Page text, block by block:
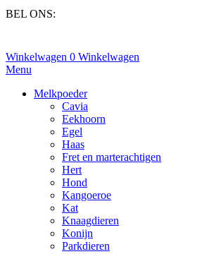
BEL ONS:
Winkelwagen 0 Winkelwagen
Menu
Melkpoeder
Cavia
Eekhoorn
Egel
Haas
Fret en marterachtigen
Hert
Hond
Kangoeroe
Kat
Knaagdieren
Konijn
Parkdieren